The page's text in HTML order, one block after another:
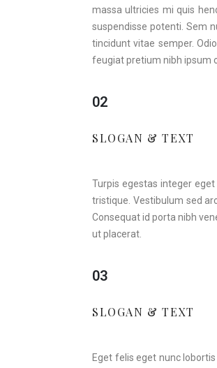
massa ultricies mi quis
suspendisse potenti. Sem
tincidunt vitae semper.
feugiat pretium nibh ipsum
02
SLOGAN & TEXT​
Turpis egestas integer
tristique. Vestibulum sed
Consequat id porta nibh
ut placerat.
03
SLOGAN & TEXT​
Eget felis eget nunc